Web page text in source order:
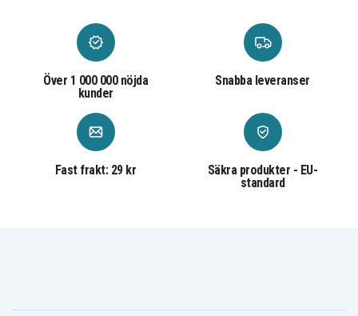
Över 1 000 000 nöjda
kunder
Snabba leveranser
Fast frakt: 29 kr
Säkra produkter - EU-
standard